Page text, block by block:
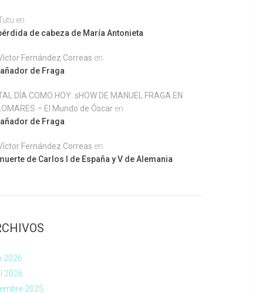
en
de cabeza de María Antonieta
Fernández Correas en
de Fraga
DÍA COMO HOY: sHOW DE MANUEL FRAGA EN
– El Mundo de Óscar en
de Fraga
Fernández Correas en
de Carlos I de España y V de Alemania
2026
2026
2025